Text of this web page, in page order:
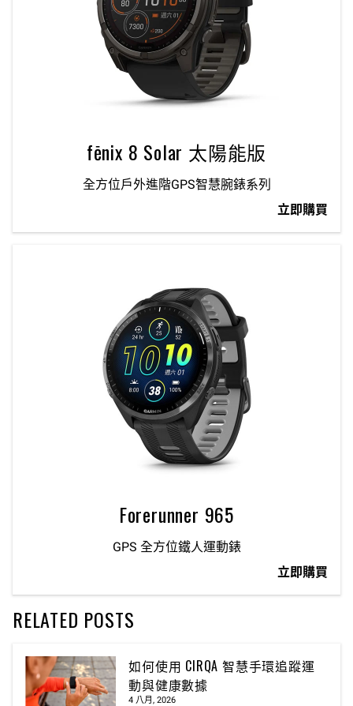
fēnix 8 Solar 太陽能版
全方位戶外進階GPS智慧腕錶系列
立即購買
Forerunner 965
GPS 全方位鐵人運動錶
立即購買
RELATED POSTS
如何使用 CIRQA 智慧手環追蹤運
動與健康數據
4 八月, 2026